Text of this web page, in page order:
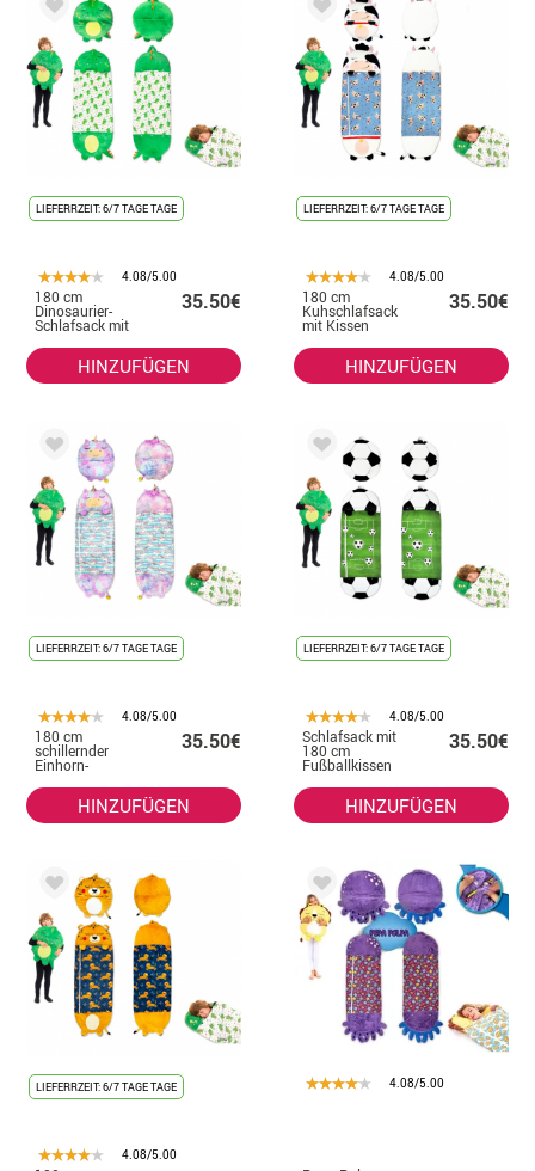
LIEFERRZEIT: 6/7 TAGE TAGE
4.08/5.00
180 cm
Dinosaurier-
Schlafsack mit
35.50€
HINZUFÜGEN
LIEFERRZEIT: 6/7 TAGE TAGE
4.08/5.00
180 cm
Kuhschlafsack
mit Kissen
35.50€
HINZUFÜGEN
LIEFERRZEIT: 6/7 TAGE TAGE
4.08/5.00
180 cm
schillernder
Einhorn-
Kissen
35.50€
HINZUFÜGEN
LIEFERRZEIT: 6/7 TAGE TAGE
4.08/5.00
Schlafsack mit
180 cm
Fußballkissen
35.50€
HINZUFÜGEN
LIEFERRZEIT: 6/7 TAGE TAGE
4.08/5.00
4.08/5.00